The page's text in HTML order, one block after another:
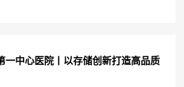
一中心医院丨以存储创新打造高品质